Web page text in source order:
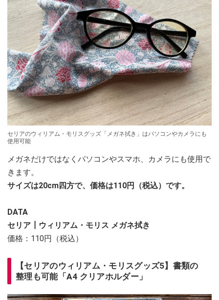
セリアのウィリアム・モリスグッズ「メガネ拭き」はパソコンやカメラにも
使用可能
メガネだけではなくパソコンやスマホ、カメラにも使用で
きます。
サイズは20cm四方で、価格は110円（税込）です。
DATA
セリア┃ウィリアム・モリス メガネ拭き
価格：110円（税込）
【セリアのウィリアム・モリスグッズ5】書類の
整理も可能「A4 クリアホルダー」